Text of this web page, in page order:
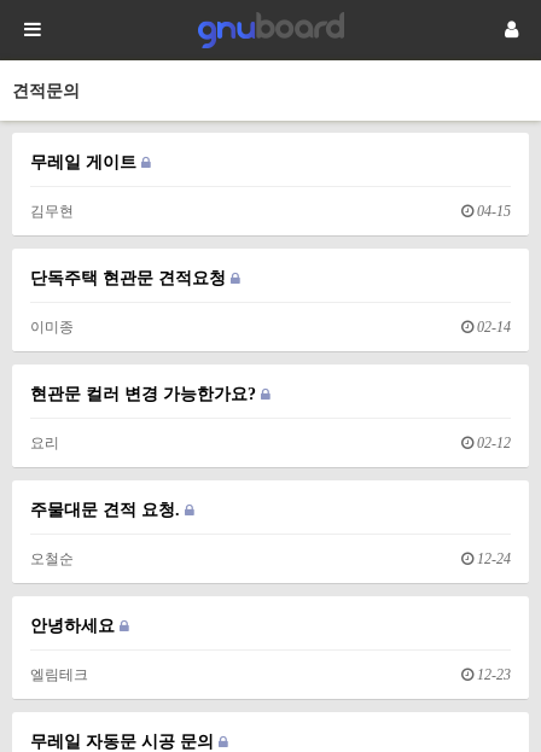
견적문의
무레일 게이트
김무현 04-15
단독주택 현관문 견적요청
이미종 02-14
현관문 컬러 변경 가능한가요?
요리 02-12
주물대문 견적 요청.
오철순 12-24
안녕하세요
엘림테크 12-23
무레일 자동문 시공 문의